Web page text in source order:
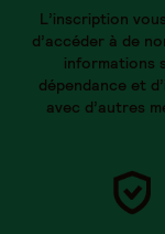
L’inscription
d’accéder à de
informations
dépendance et
avec d’autres